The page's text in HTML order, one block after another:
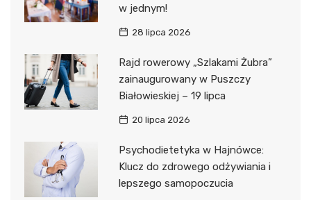
w jednym!
28 lipca 2026
Rajd rowerowy „Szlakami Żubra”
zainaugurowany w Puszczy
Białowieskiej – 19 lipca
20 lipca 2026
Psychodietetyka w Hajnówce:
Klucz do zdrowego odżywiania i
lepszego samopoczucia